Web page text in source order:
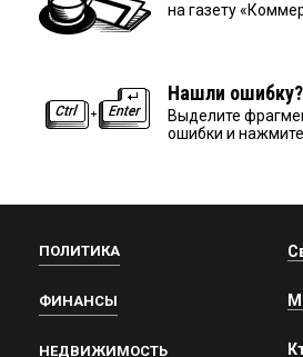
на газету
Нашли ошибку?
Выделите
ошибки и нажмите
ПОЛИТИКА
ФИНАНСЫ
НЕДВИЖИМОСТЬ